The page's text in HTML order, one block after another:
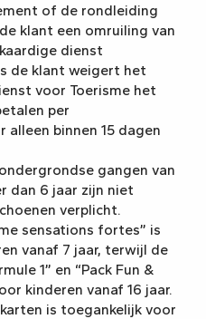
of de rondleiding
klant een omruiling van
dienst
de klant weigert het
voor Toerisme het
per
alleen binnen 15 dagen
gangen van
dan 6 jaar zijn niet
verplicht.
sensations fortes” is
vanaf 7 jaar, terwijl de
1” en “Pack Fun &
kinderen vanaf 16 jaar.
is toegankelijk voor